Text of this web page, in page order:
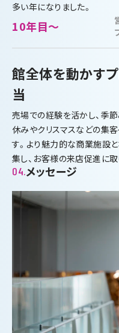
多い年になりました。
10年目～
館全体を動かす
当
売場での経験を活かし、季
休みやクリスマスなどの集
す。より魅力的な商業施設
集し、お客様の来店促進に取
04.メッセージ